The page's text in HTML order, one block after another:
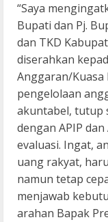
“Saya
Bupati dan Pj.
dan TKD
diserahkan
Anggaran/Kuasa
pengelolaan
akuntabel, tutup
dengan APIP
evaluasi. Ingat,
uang rakyat,
namun tetap
menjawab
arahan Bapak